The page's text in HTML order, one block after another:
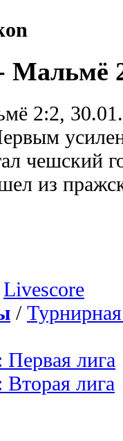
Мальмё
2:2,
чешский
из
Livescore
/
лига
лига